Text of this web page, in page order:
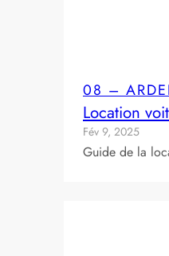
08 –
Location
Fév 9, 2025
Guide de la